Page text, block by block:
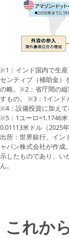
※1：インド国内で生
センティブ（補助金
の略。※2：省庁間の
すもの。 ※3：1インド
※4：設備投資に加えて
※5：1ユーロ=1.1746
0.01113米ドル（2025
出所：世界銀行、イン
ャパン株式会社が作成
示したものであり、い
ん。
これか